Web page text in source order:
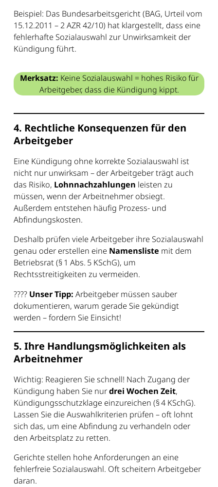
Beispiel: Das Bundesarbeitsgericht (BAG, Urteil vom
15.12.2011 – 2 AZR 42/10) hat klargestellt, dass eine
fehlerhafte Sozialauswahl zur Unwirksamkeit der
Kündigung führt.
Merksatz: Keine Sozialauswahl = hohes Risiko für
Arbeitgeber, dass die Kündigung kippt.
4. Rechtliche Konsequenzen für den
Arbeitgeber
Eine Kündigung ohne korrekte Sozialauswahl ist
nicht nur unwirksam – der Arbeitgeber trägt auch
das Risiko, Lohnnachzahlungen leisten zu
müssen, wenn der Arbeitnehmer obsiegt.
Außerdem entstehen häufig Prozess- und
Abfindungskosten.
Deshalb prüfen viele Arbeitgeber ihre Sozialauswahl
genau oder erstellen eine Namensliste mit dem
Betriebsrat (§ 1 Abs. 5 KSchG), um
Rechtsstreitigkeiten zu vermeiden.
???? Unser Tipp: Arbeitgeber müssen sauber
dokumentieren, warum gerade Sie gekündigt
werden – fordern Sie Einsicht!
5. Ihre Handlungsmöglichkeiten als
Arbeitnehmer
Wichtig: Reagieren Sie schnell! Nach Zugang der
Kündigung haben Sie nurdrei Wochen Zeit,
Kündigungsschutzklage einzureichen (§ 4 KSchG).
Lassen Sie die Auswahlkriterien prüfen – oft lohnt
sich das, um eine Abfindung zu verhandeln oder
den Arbeitsplatz zu retten.
Gerichte stellen hohe Anforderungen an eine
fehlerfreie Sozialauswahl. Oft scheitern Arbeitgeber
daran.